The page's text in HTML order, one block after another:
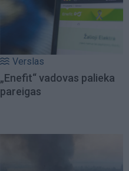
Verslas
„Enefit“ vadovas palieka
pareigas